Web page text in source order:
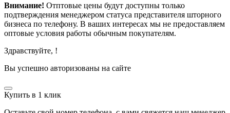
Внимание! Отптовые цены будут доступны только
подтверждения менеджером статуса представителя шторного
бизнеса по телефону. В ваших интересах мы не предоставляем
оптовые условия работы обычным покупателям.
Здравствуйте, !
Вы успешно авторизованы на сайте
Купить в 1 клик